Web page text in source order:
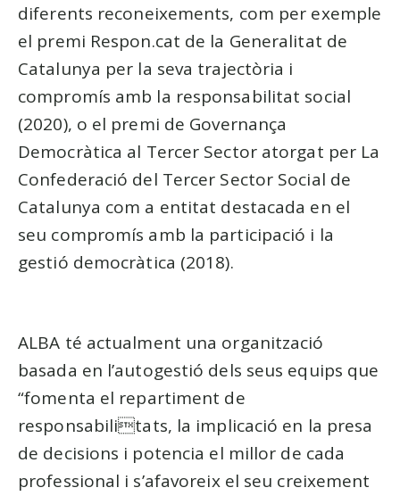
diferents reconeixements, com per exemple
el premi Respon.cat de la Generalitat de
Catalunya per la seva trajectòria i
compromís amb la responsabilitat social
(2020), o el premi de Governança
Democràtica al Tercer Sector atorgat per La
Confederació del Tercer Sector Social de
Catalunya com a entitat destacada en el
seu compromís amb la participació i la
gestió democràtica (2018).
ALBA té actualment una organització
basada en l’autogestió dels seus equips que
“fomenta el repartiment de
responsabilitats, la implicació en la presa
de decisions i potencia el millor de cada
professional i s’afavoreix el seu creixement